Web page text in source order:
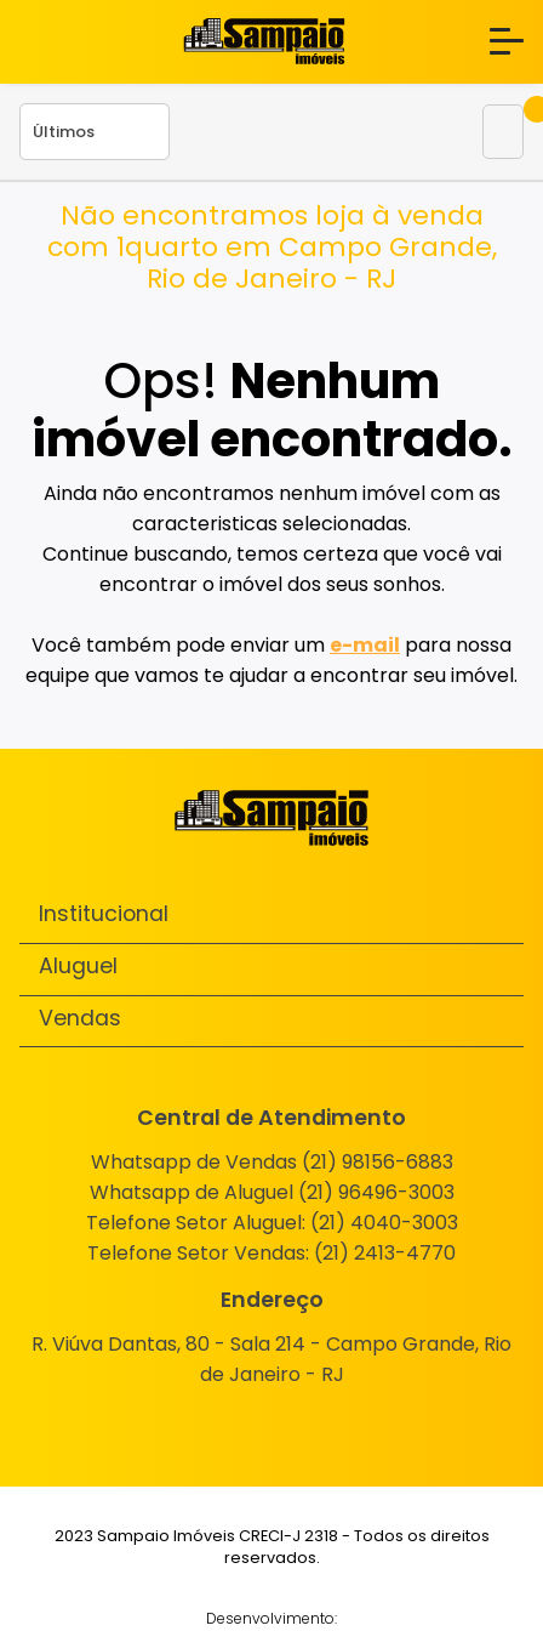
Não encontramos loja à venda
com 1quarto em Campo Grande,
Rio de Janeiro - RJ
Ops! Nenhum
imóvel encontrado.
Ainda não encontramos nenhum imóvel com as
caracteristicas selecionadas.
Continue buscando, temos certeza que você vai
encontrar o imóvel dos seus sonhos.
Você também pode enviar um e-mail para nossa
equipe que vamos te ajudar a encontrar seu imóvel.
Institucional
Aluguel
Vendas
Central de Atendimento
Whatsapp de Vendas (21) 98156-6883
Whatsapp de Aluguel (21) 96496-3003
Telefone Setor Aluguel: (21) 4040-3003
Telefone Setor Vendas: (21) 2413-4770
Endereço
R. Viúva Dantas, 80 - Sala 214 - Campo Grande, Rio
de Janeiro - RJ
2023 Sampaio Imóveis CRECI-J 2318 - Todos os direitos
reservados.
Desenvolvimento: